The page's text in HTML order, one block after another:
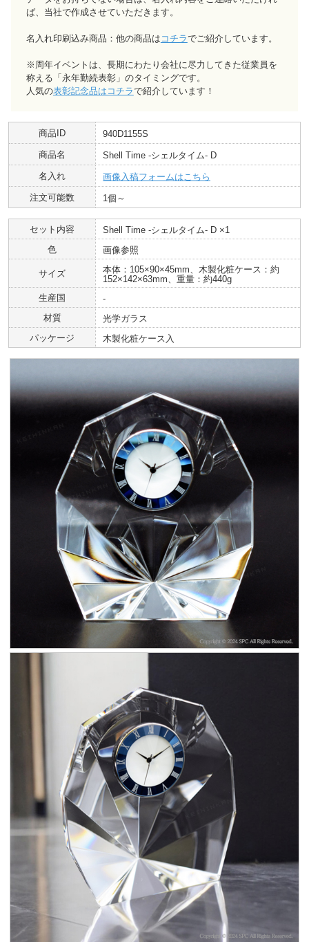
ば、当社で作成させていただきます。
名入れ印刷込み商品：他の商品は コチラでご紹介しています。
※周年イベントは、長期にわたり会社に尽力してきた従業員を
称える「永年勤続表彰」のタイミングです。
人気の表彰記念品はコチラで紹介しています！
商品ID
940D1155S
商品名
Shell Time -シェルタイム- D
名入れ
画像入稿フォームはこちら
注文可能数
1個～
セット内容
Shell Time -シェルタイム- D ×1
色
画像参照
サイズ
本体：105×90×45mm、木製化粧ケース：約
152×142×63mm、重量：約440g
生産国
-
材質
光学ガラス
パッケージ
木製化粧ケース入